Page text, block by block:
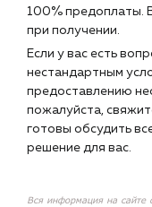
100% предоплаты.
при получении.
Если у вас есть
нестандартным
предоставлению
пожалуйста,
готовы обсудить
решение для вас.
Вся информация на сайте